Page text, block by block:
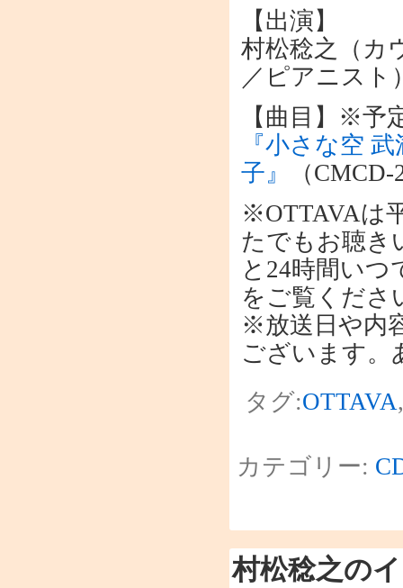
【出演】
村松稔之（カ
／ピアニスト
【曲目】※予
『小さな空
子』
（
※OTTAVAは
たでもお聴き
と24時間い
をご覧くださ
※放送日や内
ございます。
タグ:OTTAVA
カテゴリー:
村松稔之の